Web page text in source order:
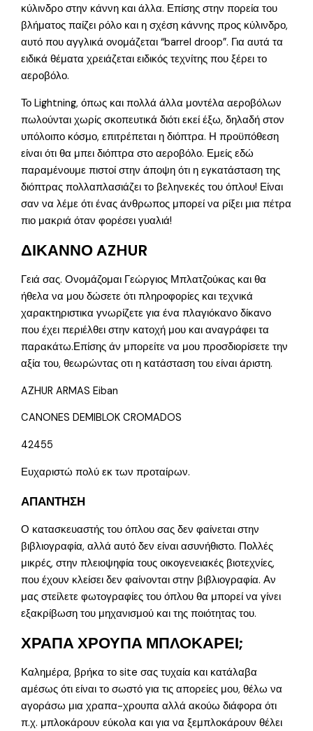
κύλινδρο στην κάννη και άλλα. Επίσης στην πορεία του
βλήματος παίζει ρόλο και η σχέση κάννης προς κύλινδρο,
αυτό που αγγλικά ονομάζεται “barrel droop”. Για αυτά τα
ειδικά θέματα χρειάζεται ειδικός τεχνίτης που ξέρει το
αεροβόλο.
Το Lightning, όπως και πολλά άλλα μοντέλα αεροβόλων
πωλούνται χωρίς σκοπευτικά διότι εκεί έξω, δηλαδή στον
υπόλοιπο κόσμο, επιτρέπεται η διόπτρα. Η προϋπόθεση
είναι ότι θα μπει διόπτρα στο αεροβόλο. Εμείς εδώ
παραμένουμε πιστοί στην άποψη ότι η εγκατάσταση της
διόπτρας πολλαπλασιάζει το βεληνεκές του όπλου! Είναι
σαν να λέμε ότι ένας άνθρωπος μπορεί να ρίξει μια πέτρα
πιο μακριά όταν φορέσει γυαλιά!
ΔΙΚΑΝΝΟ AZHUR
Γειά σας. Ονομάζομαι Γεώργιος Μπλατζούκας και θα
ήθελα να μου δώσετε ότι πληροφορίες και τεχνικά
χαρακτηριστικα γνωρίζετε για ένα πλαγιόκανο δίκανο
που έχει περιέλθει στην κατοχή μου και αναγράφει τα
παρακάτω.Επίσης άν μπορείτε να μου προσδιορίσετε την
αξία του, θεωρώντας οτι η κατάσταση του είναι άριστη.
AZHUR ARMAS Eiban
CANONES DEMIBLOK CROMADOS
42455
Ευχαριστώ πολύ εκ των προταίρων.
ΑΠΑΝΤΗΣΗ
Ο κατασκευαστής του όπλου σας δεν φαίνεται στην
βιβλιογραφία, αλλά αυτό δεν είναι ασυνήθιστο. Πολλές
μικρές, στην πλειοψηφία τους οικογενειακές βιοτεχνίες,
που έχουν κλείσει δεν φαίνονται στην βιβλιογραφία. Αν
μας στείλετε φωτογραφίες του όπλου θα μπορεί να γίνει
εξακρίβωση του μηχανισμού και της ποιότητας του.
ΧΡΑΠΑ ΧΡΟΥΠΑ ΜΠΛΟΚΑΡΕΙ;
Καλημέρα, βρήκα το site σας τυχαία και κατάλαβα
αμέσως ότι είναι το σωστό για τις απορείες μου, θέλω να
αγοράσω μια χραπα-χρουπα αλλά ακούω διάφορα ότι
π.χ. μπλοκάρουν εύκολα και για να ξεμπλοκάρουν θέλει